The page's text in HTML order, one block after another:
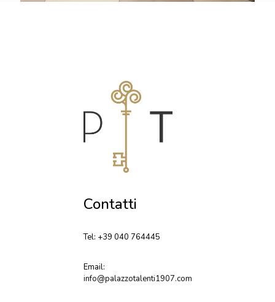
Contatti
Tel: +39 040 764445
Email:
info@palazzotalenti1907.com